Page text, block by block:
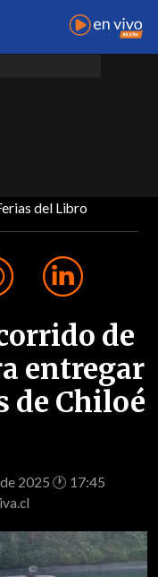
del Libro
de
entregar
de Chiloé
2025 🕐 17:45